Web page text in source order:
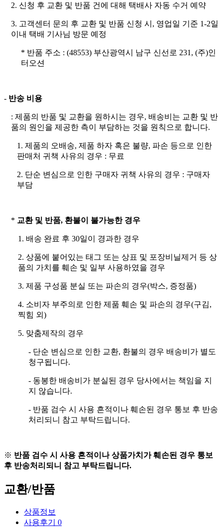
2. 신청 후 교환 및 반품 건에 대해 택배사 자동 수거 예약
3. 고객센터 문의 후 교환 및 반품 신청 시, 영업일 기준 1-2일
이내 택배 기사님 방문 예정
* 반품 주소 : (48553) 부산광역시 남구 신선로 231, (주)인
터오션
- 반송 비용
: 제품의 반품 및 교환을 원하시는 경우, 배송비는 교환 및 반
품의 원인을 제공한 측이 부담하는 것을 원칙으로 합니다.
1. 제품의 오배송, 제품 하자 혹은 불량, 파손 등으로 인한
판매처 귀책 사유의 경우 : 무료
2. 단순 변심으로 인한 구매자 귀책 사유의 경우 : 구매자
부담
* 교환 및 반품, 환불이 불가능한 경우
1. 배송 완료 후 30일이 경과한 경우
2. 상품에 붙어있는 태그 또는 상표 및 포장비닐제거 등 상
품의 가치를 훼손 및 일부 사용하였을 경우
3. 제품 구성품 분실 또는 파손의 경우(박스, 증정품)
4. 소비자 부주의로 인한 제품 훼손 및 파손의 경우(구김,
찍힘 외)
5. 맞춤제작의 경우
- 단순 변심으로 인한 교환, 환불의 경우 배송비가 별도
청구됩니다.
- 동봉한 배송비가 분실된 경우 당사에서는 책임을 지
지 않습니다.
- 반품 검수 시 사용 흔적이나 훼손된 경우 통보 후 반송
처리되니 참고 부탁드립니다.
※ 반품 검수 시 사용 흔적이나 상품가치가 훼손된 경우 통보
후 반송처리되니 참고 부탁드립니다.
교환/반품
상품정보
사용후기 0